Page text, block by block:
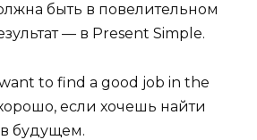
быть в повелительном
— в Present Simple.
to find a good job in the
если хочешь найти
будущем.